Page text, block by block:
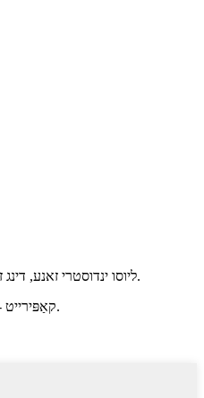
ליוסו ינדוסטרי זאנע, דינג זו סיטי, העבעי פּראַווינס, פּרק.
© קאַפּירייט - 2010-2021: כל הזכויות שמורות.